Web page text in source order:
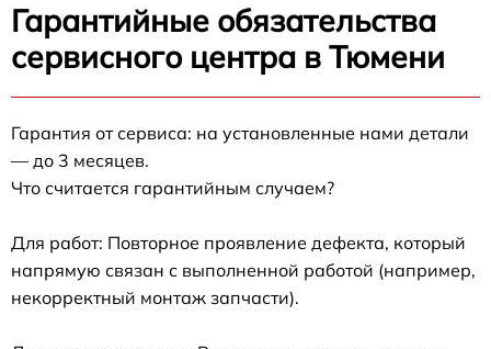
Гарантийные обязательства
сервисного центра в Тюмени
Гарантия от сервиса: на установленные нами детали
— до 3 месяцев.
Что считается гарантийным случаем?
Для работ: Повторное проявление дефекта, который
напрямую связан с выполненной работой (например,
некорректный монтаж запчасти).